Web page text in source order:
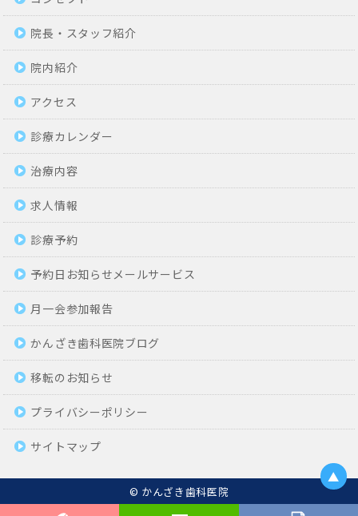
▲
院長・スタッフ紹介
院内紹介
アクセス
診療カレンダー
治療内容
求人情報
診療予約
予約日お知らせメールサービス
月一会参加報告
かんざき歯科医院ブログ
移転のお知らせ
プライバシーポリシー
サイトマップ
© かんざき歯科医院